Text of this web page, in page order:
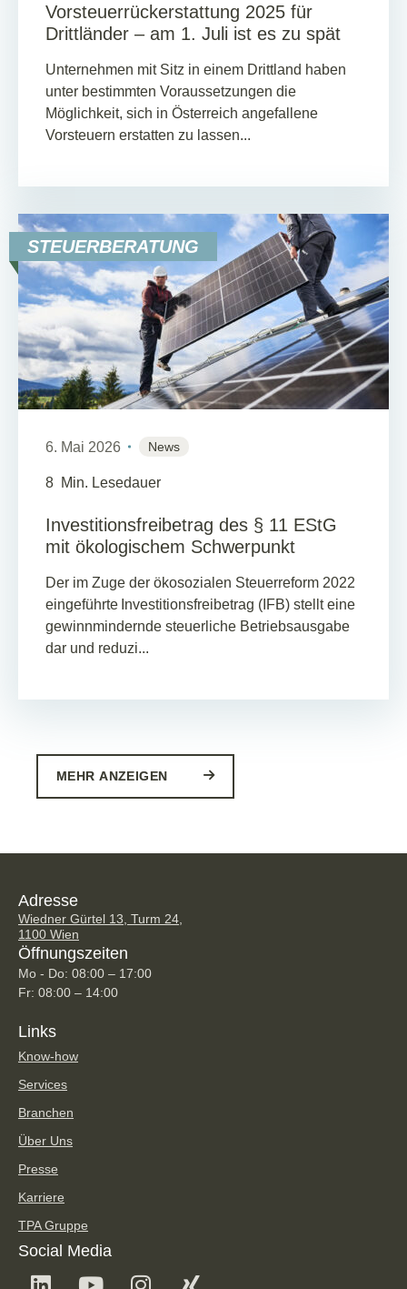
Vorsteuerrückerstattung 2025 für
Drittländer – am 1. Juli ist es zu spät
Unternehmen mit Sitz in einem Drittland haben
unter bestimmten Voraussetzungen die
Möglichkeit, sich in Österreich angefallene
Vorsteuern erstatten zu lassen...
STEUERBERATUNG
6. Mai 2026 News
8 Min. Lesedauer
Investitionsfreibetrag des § 11 EStG
mit ökologischem Schwerpunkt
Der im Zuge der ökosozialen Steuerreform 2022
eingeführte Investitionsfreibetrag (IFB) stellt eine
gewinnmindernde steuerliche Betriebsausgabe
dar und reduzi...
MEHR ANZEIGEN
Adresse
Wiedner Gürtel 13, Turm 24,
1100 Wien
Öffnungszeiten
Mo - Do: 08:00 – 17:00
Fr: 08:00 – 14:00
Links
Know-how
Services
Branchen
Über Uns
Presse
Karriere
TPA Gruppe
Social Media